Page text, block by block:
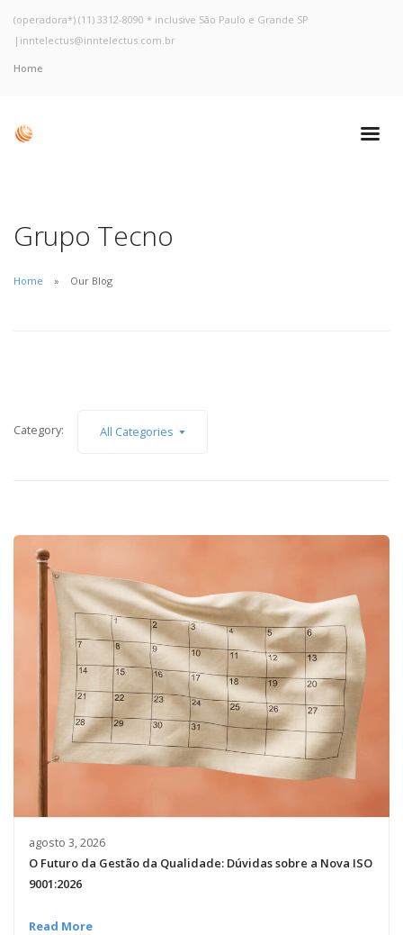
(operadora*) (11) 3312-8090 * inclusive São Paulo e Grande SP
| inntelectus@inntelectus.com.br
Home
Grupo Tecno
Home Our Blog
Category: All Categories
agosto 3, 2026
O Futuro da Gestão da Qualidade: Dúvidas sobre a Nova ISO
9001:2026
Read More